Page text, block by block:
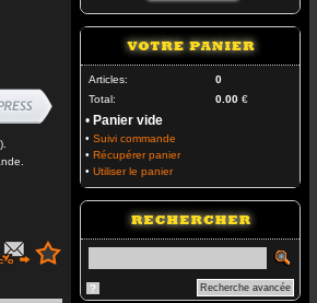
Articles:
0
Total:
0.00 €
• Panier vide
• Suivi commande
• Récupérer panier
• Utiliser le panier
? Recherche avancée